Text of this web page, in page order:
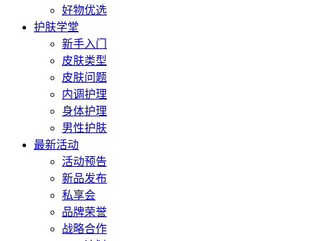
好物优选
护肤学堂
新手入门
皮肤类型
皮肤问题
内调护理
身体护理
男性护肤
最新活动
活动预告
新品发布
私享会
品牌荣誉
战略合作